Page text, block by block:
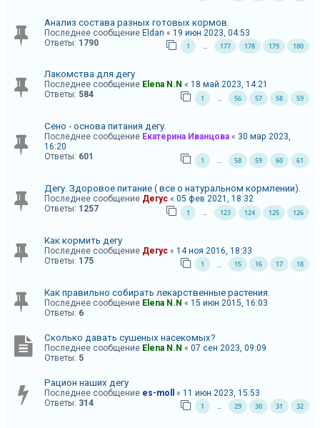
к
в
е
т
м
ы
П
и
с
A
Анализ состава разных готовых кормов.
Последнее сообщение Eldan « 19 июн 2023, 04:53
Ответы: 1790 1 … 177 178 179 180
Лакомства для дегу
Последнее сообщение Elena N.N « 18 май 2023, 14:21
Ответы: 584 1 … 56 57 58 59
Сено - основа питания дегу.
Последнее сообщение Екатерина Иванцова « 30 мар 2023,
16:20
Ответы: 601 1 58 59 60 61
Дегу. Здоровое питание ( все о натуральном кормлении).
Последнее сообщение Дегус « 05 фев 2021, 18:32
Ответы: 1257 1 123 124 125 126
Как кормить дегу
Последнее сообщение Дегус « 14 ноя 2016, 18:33
Ответы: 175 1 15 16 17 18
Как правильно собирать лекарственные растения.
Последнее сообщение Elena N.N « 15 июн 2015, 16:03
Ответы: 6
Сколько давать сушеных насекомых?
Последнее сообщение Elena N.N « 07 сен 2023, 09:09
Ответы: 5
Рацион наших дегу
Последнее сообщение es-moll « 11 июн 2023, 15:53
Ответы: 314 1 … 29 30 31 32